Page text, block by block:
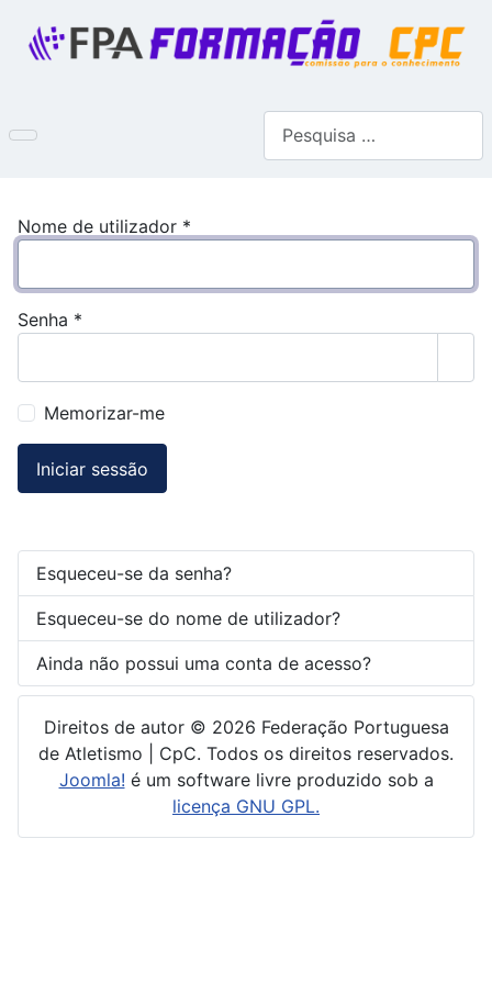
Nome de utilizador *
Senha *
Memorizar-me
Iniciar sessão
Esqueceu-se da senha?
Esqueceu-se do nome de utilizador?
Ainda não possui uma conta de acesso?
Direitos de autor © 2026 Federação Portuguesa
de Atletismo | CpC. Todos os direitos reservados.
Joomla! é um software livre produzido sob a
licença GNU GPL.